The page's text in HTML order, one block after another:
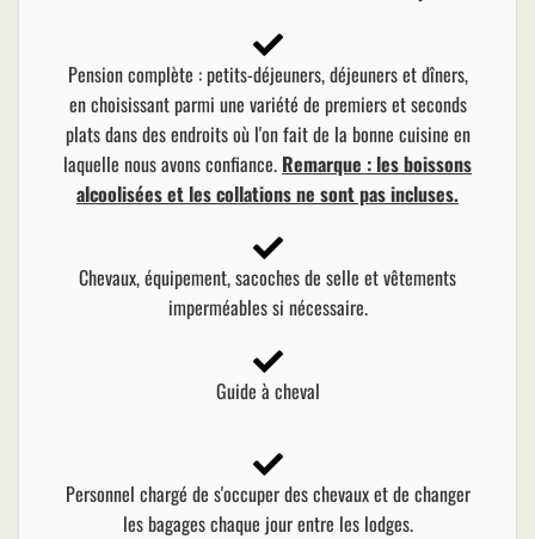
Pension complète : petits-déjeuners, déjeuners et dîners,
en choisissant parmi une variété de premiers et seconds
plats dans des endroits où l'on fait de la bonne cuisine en
laquelle nous avons confiance. Remarque : les boissons
alcoolisées et les collations ne sont pas incluses.
Chevaux, équipement, sacoches de selle et vêtements
imperméables si nécessaire.
Guide à cheval
Personnel chargé de s'occuper des chevaux et de changer
les bagages chaque jour entre les lodges.